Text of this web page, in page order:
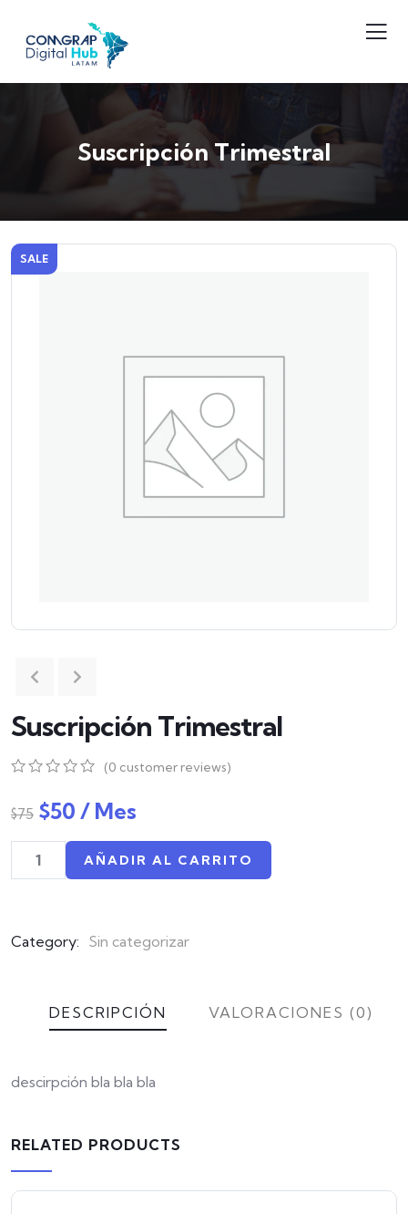
Suscripción Trimestral
SALE
Suscripción Trimestral
of
customer
(0 customer reviews)
$75 $50 / Mes
AÑADIR AL CARRITO
Category: Sin categorizar
DESCRIPCIÓN VALORACIONES (0)
descirpción bla bla bla
RELATED PRODUCTS